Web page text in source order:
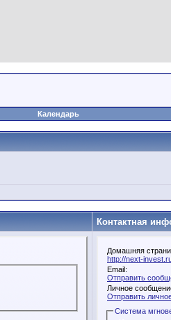
Календарь
Контактная
Домашняя
http://next-
Email:
Отправить
Личное
Отправить
Система